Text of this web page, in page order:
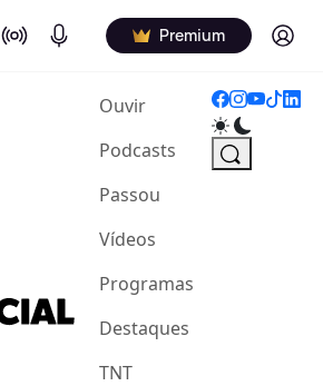
On Air Podcasts Premium Log in
Ouvir(current)
Podcasts
Passou
Vídeos
Programas
Destaques
TNT